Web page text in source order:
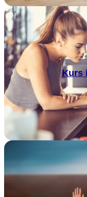
Kurs